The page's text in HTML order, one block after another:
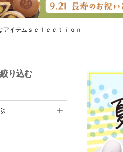
アイテムｓｅｌｅｃｔｉｏｎ
り込む